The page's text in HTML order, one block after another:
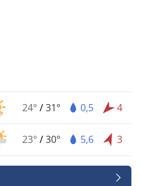
24° /31° 0,5 4
23° /30° 5,6 3